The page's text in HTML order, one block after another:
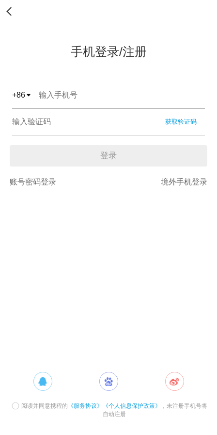
手机登录/注册
+86
获取验证码
登录
账号密码登录 境外手机登录
阅读并同意携程的 《服务协议》 《个人信息保护政策》
，未注册手机号将
自动注册